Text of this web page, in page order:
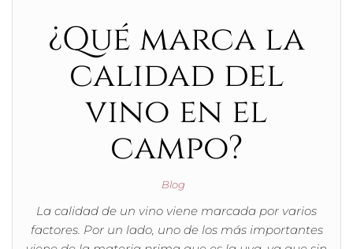
¿Qué marca la
calidad del
vino en el
campo?
Blog
La calidad de un vino viene marcada por varios
factores. Por un lado, uno de los más importantes